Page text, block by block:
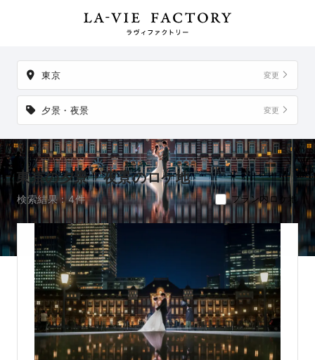
出張撮影も可能です。
東京 変更
夕景・夜景 変更
東京の夕景・夜景のロケ地
検索結果：4件 プラン内ロケ地